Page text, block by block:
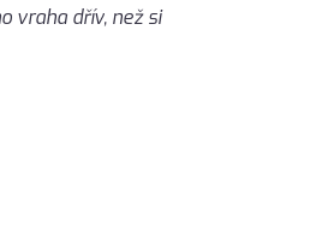
vraha dřív, než si